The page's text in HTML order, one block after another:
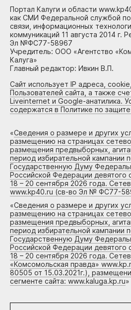
Портал Калуги и области
как СМИ Федеральной службой
связи, информационных
коммуникаций 11 августа 2014 г.
Эл №ФС77-58967
Учредитель: ООО «Агентство
Калуга»
Главный редактор: Ивкин В.П.
Сайт использует IP адреса,
Пользователей сайта, а также
Liveinternet и Google-анатилика.
содержатся в Политике по
«Сведения о размере и других
размещению на страницах
размещения предвыборных,
период избирательной кампании
Государственную Думу
Российской Федерации девятого
18 – 20 сентября 2026 года.
www.kp40.ru (св-во Эл № ФС77-
«Сведения о размере и других
размещению на страницах
размещения предвыборных,
период избирательной кампании
Государственную Думу
Российской Федерации девятого
18 – 20 сентября 2026 года.
«Комсомольская правда»
80505 от 15.03.2021г.),
сегменте сайта: www.kaluga.kp.ru»